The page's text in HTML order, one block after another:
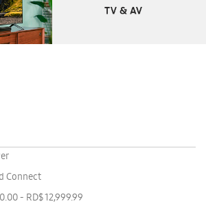
Connect
- RD$ 12,999.99